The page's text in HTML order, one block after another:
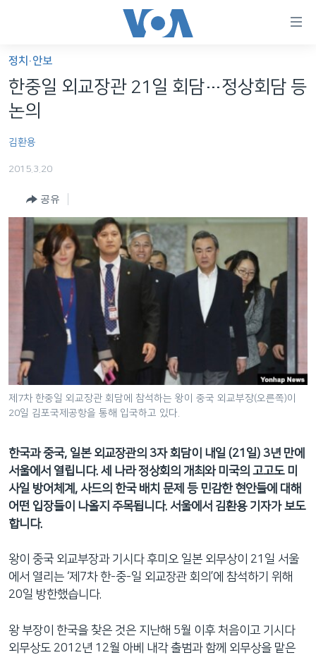
가
능
링
인
게
션
으
이
동
검
색
으
이
등
세계
라디오
프로그램
주파수 안내
언어 선택
정치·안보
한중일 외교장관 21일 회담…정상회담 등
논의
김환용
2015.3.20
공유
제7차 한중일 외교장관 회담에 참석하는 왕이 중국 외교부장(오른쪽)이
20일 김포국제공항을 통해 입국하고 있다.
한국과 중국, 일본 외교장관의 3자 회담이 내일 (21일) 3년 만에
서울에서 열립니다. 세 나라 정상회의 개최와 미국의 고고도 미
사일 방어체계, 사드의 한국 배치 문제 등 민감한 현안들에 대해
어떤 입장들이 나올지 주목됩니다. 서울에서 김환용 기자가 보도
합니다.
왕이 중국 외교부장과 기시다 후미오 일본 외무상이 21일 서울
에서 열리는 ‘제7차 한-중-일 외교장관 회의’에 참석하기 위해
20일 방한했습니다.
왕 부장이 한국을 찾은 것은 지난해 5월 이후 처음이고 기시다
외무상도 2012년 12월 아베 내각 출범과 함께 외무상을 맡은